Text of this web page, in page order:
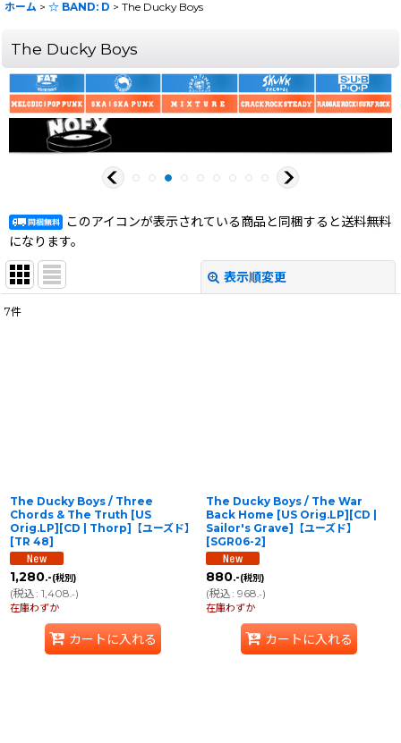
ホーム > ☆ BAND: D > The Ducky Boys
The Ducky Boys
このアイコンが表示されている商品と同梱すると送料無料
になります。
表示順変更
7件
The Ducky Boys / Three
Chords & The Truth [US
Orig.LP][CD | Thorp]【ユーズド】
[TR 48]
1,280.-(税別)
(税込: 1,408.-)
在庫わずか
カートに入れる
The Ducky Boys / The War
Back Home [US Orig.LP][CD |
Sailor's Grave]【ユーズド】
[SGR06-2]
880.-(税別)
(税込: 968.-)
在庫わずか
カートに入れる